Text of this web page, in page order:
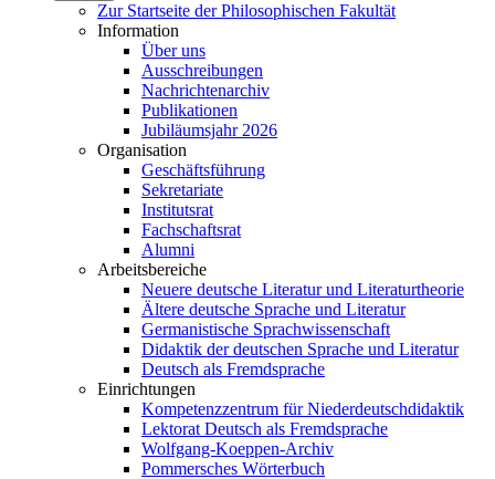
Zur Startseite der Philosophischen Fakultät
Information
Über uns
Ausschreibungen
Nachrichtenarchiv
Publikationen
Jubiläumsjahr 2026
Organisation
Geschäftsführung
Sekretariate
Institutsrat
Fachschaftsrat
Alumni
Arbeitsbereiche
Neuere deutsche Literatur und Literaturtheorie
Ältere deutsche Sprache und Literatur
Germanistische Sprachwissenschaft
Didaktik der deutschen Sprache und Literatur
Deutsch als Fremdsprache
Einrichtungen
Kompetenzzentrum für Niederdeutschdidaktik
Lektorat Deutsch als Fremdsprache
Wolfgang-Koeppen-Archiv
Pommersches Wörterbuch